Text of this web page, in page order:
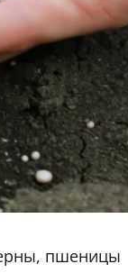
пшеницы